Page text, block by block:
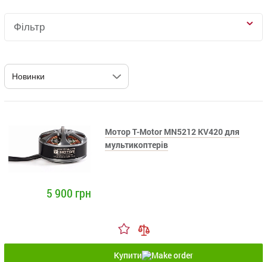
Фільтр
Мотор T-Motor MN5212 KV420 для
мультикоптерів
5 900 грн
Купити